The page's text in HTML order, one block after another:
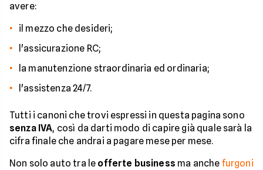
avere:
il mezzo che desideri;
l'assicurazione RC;
la manutenzione straordinaria ed ordinaria;
l'assistenza 24/7.
Tutti i canoni che trovi espressi in questa pagina sono
senza IVA, così da darti modo di capire già quale sarà la
cifra finale che andrai a pagare mese per mese.
Non solo auto tra le offerte business ma anche furgoni